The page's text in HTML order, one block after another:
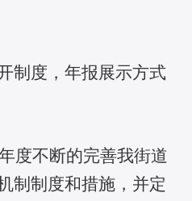
制度，年报展示方式
度不断的完善我街道
制制度和措施，并定